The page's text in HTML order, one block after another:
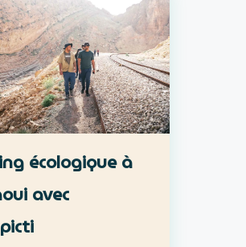
écologique à
avec